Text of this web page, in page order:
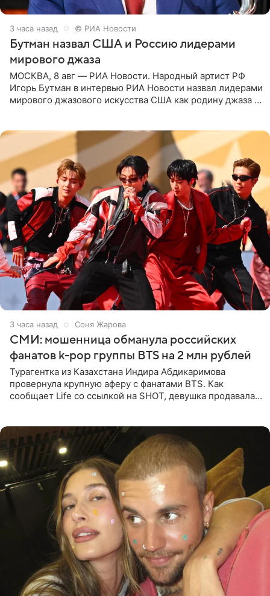
3 часа назад © РИА Новости
Бутман назвал США и Россию лидерами
мирового джаза
МОСКВА, 8 авг — РИА Новости. Народный артист РФ
Игорь Бутман в интервью РИА Новости назвал лидерами
мирового джазового искусства США как родину джаза и
3 часа назад Соня Жарова
СМИ: мошенница обманула российских
фанатов k-pop группы BTS на 2 млн рублей
Турагентка из Казахстана Индира Абдикаримова
провернула крупную аферу с фанатами BTS. Как
сообщает Life со ссылкой на SHOT, девушка продавала